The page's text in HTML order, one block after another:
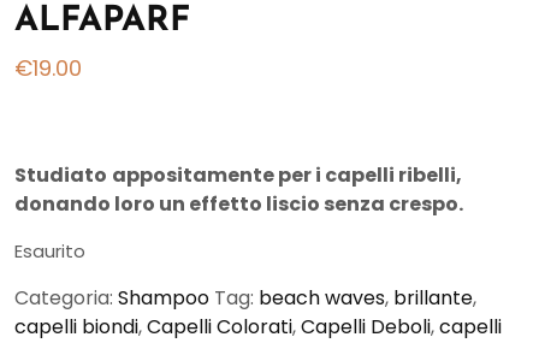
ALFAPARF
€19.00
Studiato appositamente per i capelli ribelli,
donando loro un effetto liscio senza crespo.
Esaurito
Categoria: Shampoo Tag: beach waves, brillante,
capelli biondi,Capelli Colorati,Capelli Deboli,capelli